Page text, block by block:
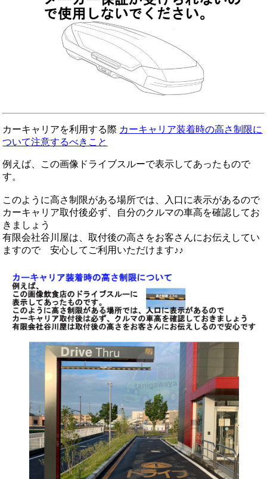
カーキャリアを利用する際 カーキャリア装着時の高さ制限に
ついて注意するべきこと
例えば、この画像ドライブスルーで表示してあったもので
す。
このように高さ制限がある場所では、入口に表示があるので
カーキャリア取付後必ず、自分のクルマの車高を確認してお
きましょう
有限会社谷川屋は、取付後の高さをお客さんにお伝えしてい
ますので 安心してご利用いただけます♪♪